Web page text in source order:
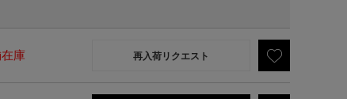
庫 再入荷リクエスト